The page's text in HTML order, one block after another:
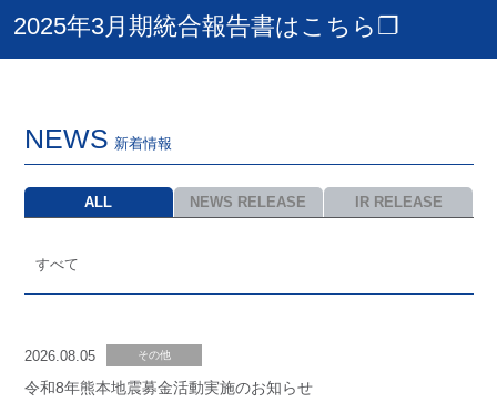
2025年3月期統合報告書はこちら❐
NEWS 新着情報
ALL NEWS RELEASE IR RELEASE
すべて
2026.08.05 その他
令和8年熊本地震募金活動実施のお知らせ